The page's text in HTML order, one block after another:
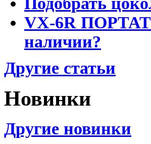
VX-6R
наличии?
Другие статьи
Новинки
Другие новинки